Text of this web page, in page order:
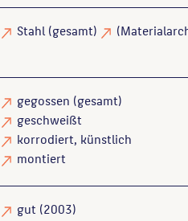
Stahl(gesamt)
gegossen (gesamt)
geschweißt
korrodiert, künstlich
montiert
gut (2003)